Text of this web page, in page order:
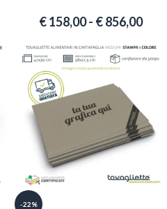
€158,00- €856,00
-22%